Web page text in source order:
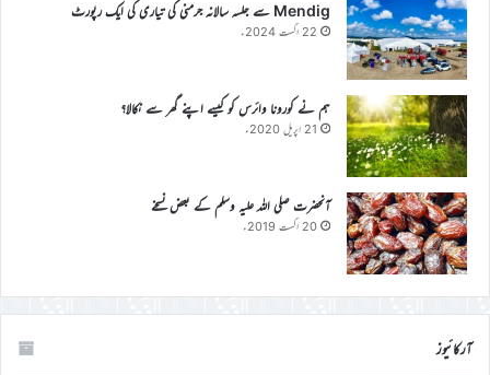
Mendig سے جلسہ سالانہ جرمنی کی تیاری کی ایک رپورٹ
22 اگست 2024ء
ہم نے کورونا وائرس کو کیسے اپنے گھر سے نکالا؟
21 اپریل 2020ء
آنحضرت صلی اللہ علیہ وسلم کے بعض نسخے
20 اگست 2019ء
آرکائیوز